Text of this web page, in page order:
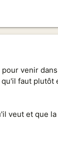
venir
faut plutôt
veut et que